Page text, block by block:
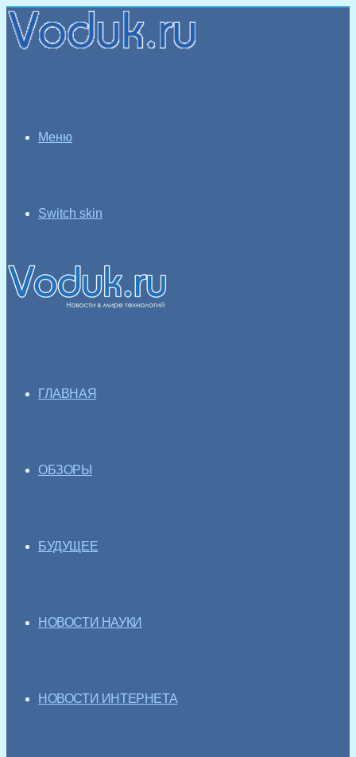
Меню
Switch skin
ГЛАВНАЯ
ОБЗОРЫ
БУДУЩЕЕ
НОВОСТИ НАУКИ
НОВОСТИ ИНТЕРНЕТА